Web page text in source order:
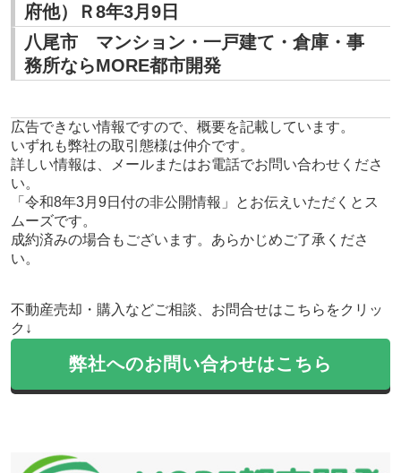
府他）Ｒ8年3月9日
八尾市 マンション・一戸建て・倉庫・事
務所ならMORE都市開発
広告できない情報ですので、概要を記載しています。
いずれも弊社の取引態様は仲介です。
詳しい情報は、メールまたはお電話でお問い合わせくださ
い。
「令和8年3月9日付の非公開情報」とお伝えいただくとス
ムーズです。
成約済みの場合もございます。あらかじめご了承くださ
い。
不動産売却・購入などご相談、お問合せはこちらをクリッ
ク↓
弊社へのお問い合わせはこちら